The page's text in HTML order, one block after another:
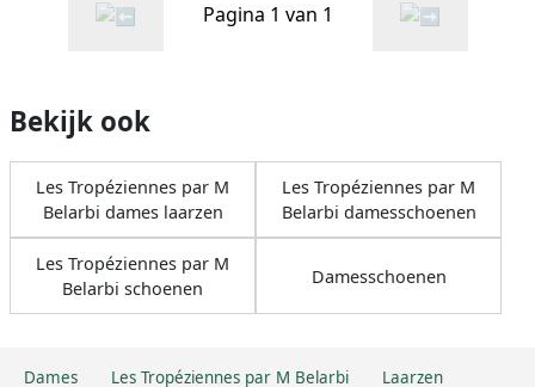
Dames Les Tropéziennes par M Belarbi
Laarzen
Pagina 1 van 1
Bekijk ook
Les Tropéziennes par M
Belarbi dames laarzen
Les Tropéziennes par M
Belarbi damesschoenen
Les Tropéziennes par M
Belarbi schoenen
Damesschoenen